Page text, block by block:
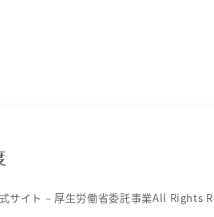
サイト – 厚生労働省委託事業All Rights